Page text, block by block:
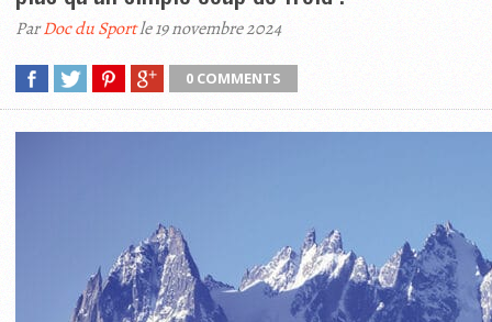
ParDoc du Sportle 19 novembre 2024
0 COMMENTS